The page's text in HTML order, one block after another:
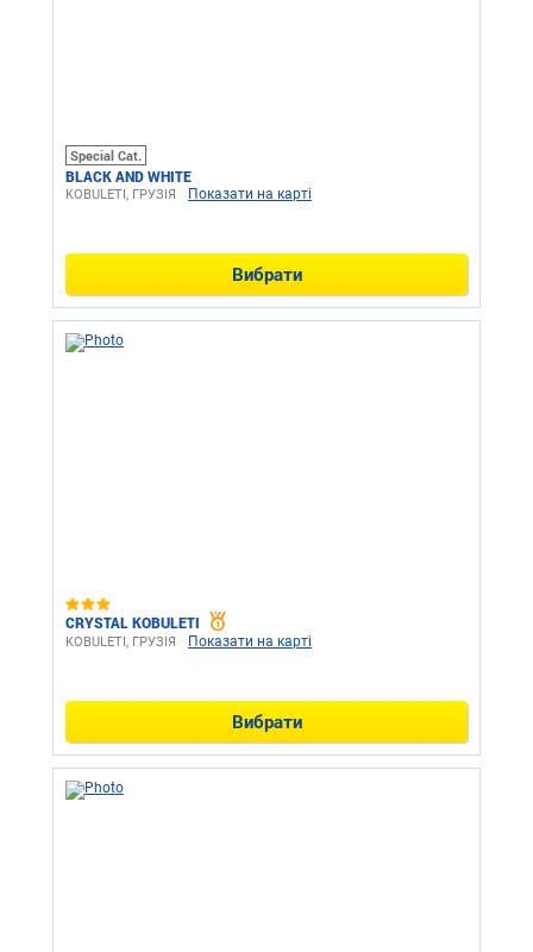
Special Cat.
BLACK AND WHITE
KOBULETI, ГРУЗІЯ Показати на карті
Вибрати
CRYSTAL KOBULETI
KOBULETI, ГРУЗІЯ Показати на карті
Вибрати